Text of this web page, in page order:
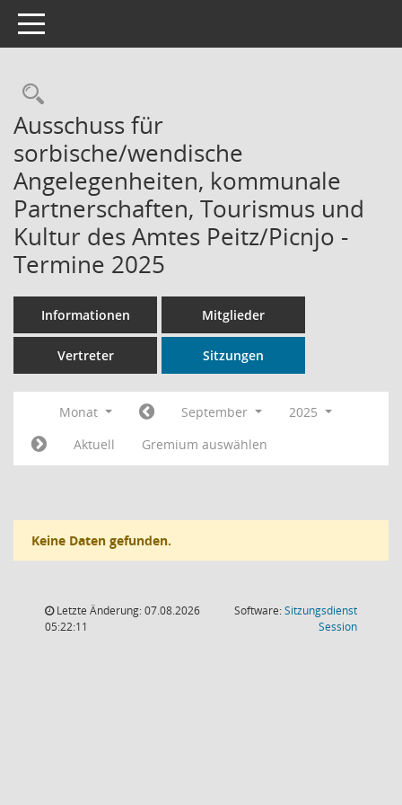
Toggle navigation
Rechercheauswahl
Ausschuss für
sorbische/wendische
Angelegenheiten, kommunale
Partnerschaften, Tourismus und
Kultur des Amtes Peitz/Picnjo -
Termine 2025
Informationen Mitglieder
Vertreter Sitzungen
Monat September
2025
Aktuell
Gremium auswählen
Keine Daten gefunden.
Letzte Änderung: 07.08.2026
05:22:11
Software:Sitzungsdienst
Session(Wird in